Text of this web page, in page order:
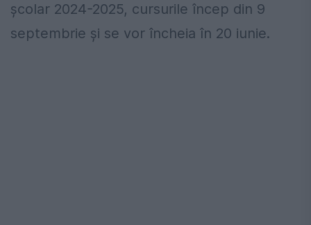
școlar 2024-2025, cursurile încep din 9
septembrie și se vor încheia în 20 iunie.